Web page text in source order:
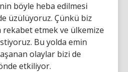
böyle heba edilmesi
üzülüyoruz. Çünkü biz
rekabet etmek ve ülkemize
Bu yolda emin
olaylar bizi de
etkiliyor.